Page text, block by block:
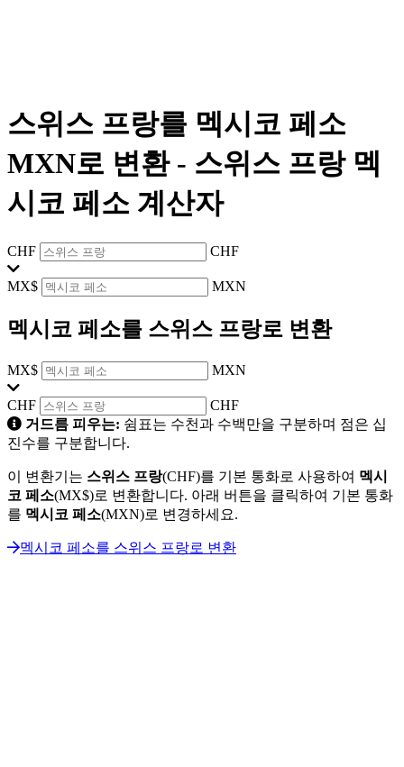
스위스 프랑를 멕시코 페소
MXN로 변환- 스위스 프랑 멕
시코 페소 계산자
CHF CHF
MX$ MXN
멕시코 페소를 스위스 프랑로 변환
MX$ MXN
CHF
CHF
거드름 피우는: 쉼표는 수천과 수백만을 구분하며 점은 십
진수를 구분합니다.
이 변환기는 스위스 프랑(CHF)를 기본 통화로 사용하여 멕시
코 페소(MX$)로 변환합니다. 아래 버튼을 클릭하여 기본 통화
를 멕시코 페소(MXN)로 변경하세요.
멕시코 페소를 스위스 프랑로 변환